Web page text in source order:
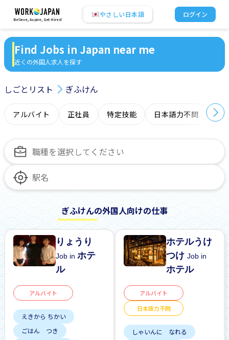
Believe, Aspire, Get Hired
やさしい日本語 ログイン
Find Jobs in Japan near me
近くの外国人求人を探す
しごとリスト ぎふけん
アルバイト 正社員 特定技能 日本語力不問 オ
ぎふけんの外国人向けの仕事
りょうり
Job inホテ
ル
アルバイト
えきから ちかい
ごはん つき
ホテルうけ
つけJob in
ホテル
アルバイト
日本語力不問
しゃいんに なれる